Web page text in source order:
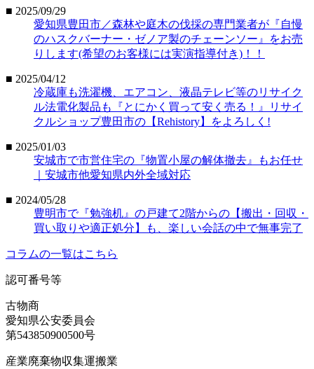
■ 2025/09/29
愛知県豊田市／森林や庭木の伐採の専門業者が『自慢
のハスクバーナー・ゼノア製のチェーンソー』をお売
りします(希望のお客様には実演指導付き)！！
■ 2025/04/12
冷蔵庫も洗濯機、エアコン、液晶テレビ等のリサイク
ル法電化製品も『とにかく買って安く売る！』リサイ
クルショップ豊田市の【Rehistory】をよろしく!
■ 2025/01/03
安城市で市営住宅の『物置小屋の解体撤去』もお任せ
｜安城市他愛知県内外全域対応
■ 2024/05/28
豊明市で『勉強机』の戸建て2階からの【搬出・回収・
買い取りや適正処分】も、楽しい会話の中で無事完了
コラムの一覧はこちら
認可番号等
古物商
愛知県公安委員会
第543850900500号
産業廃棄物収集運搬業